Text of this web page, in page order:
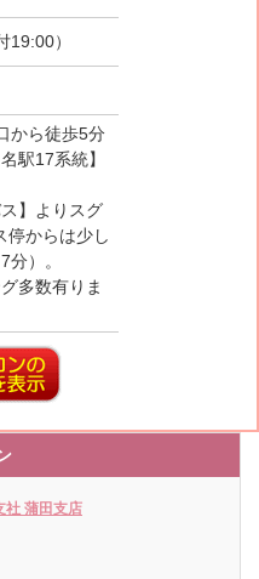
19:00）
から徒歩5分
駅17系統】
】よりスグ
からは少し
）。
多数有りま
社 蒲田支店